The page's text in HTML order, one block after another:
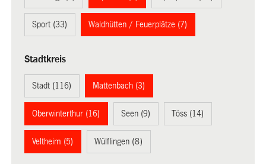
Sport (33) Waldhütten / Feuerplätze (7)
Stadtkreis
Stadt (116) Mattenbach (3)
Oberwinterthur (16) Seen (9) Töss (14)
Veltheim (5) Wülflingen (8)